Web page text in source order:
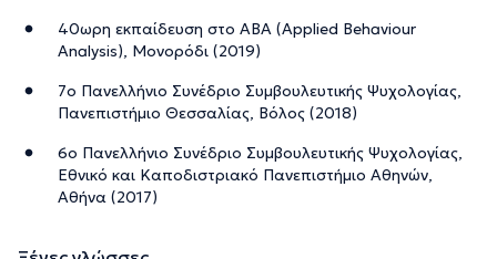
40ωρη εκπαίδευση στο ΑΒΑ (Applied Behaviour
Analysis), Μονορόδι (2019)
7ο Πανελλήνιο Συνέδριο Συμβουλευτικής Ψυχολογίας,
Πανεπιστήμιο Θεσσαλίας, Βόλος (2018)
6ο Πανελλήνιο Συνέδριο Συμβουλευτικής Ψυχολογίας,
Εθνικό και Καποδιστριακό Πανεπιστήμιο Αθηνών,
Αθήνα (2017)